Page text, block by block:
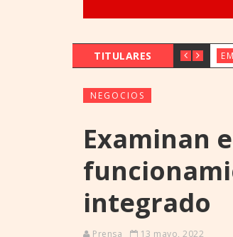
TITULARES
NEGOCIOS
Examinan
integrado
Prensa 13 mayo, 2022